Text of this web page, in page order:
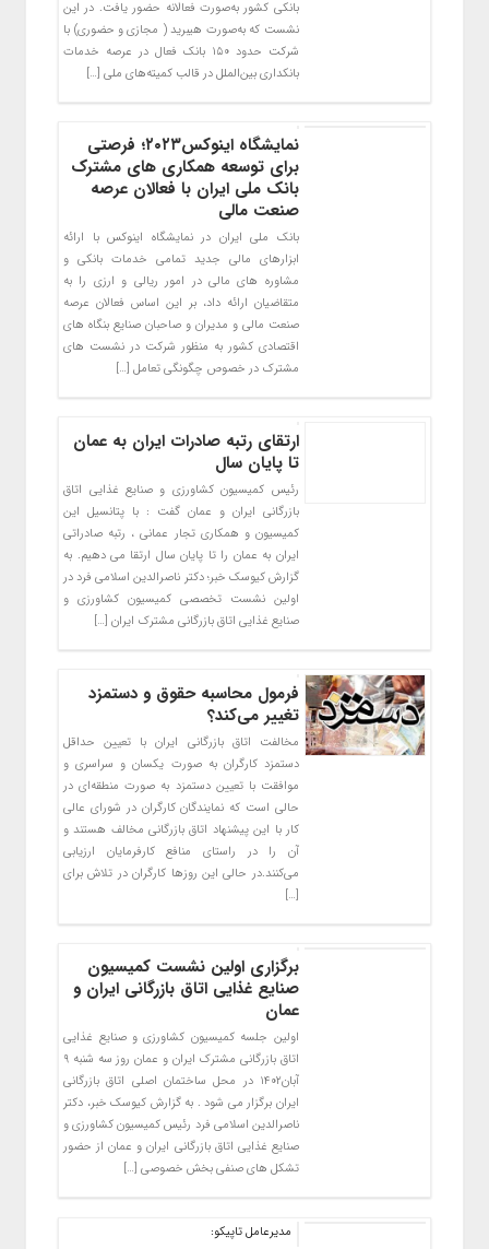
بانکی کشور به‌صورت فعالانه حضور یافت. در این
نشست که به‌صورت هیبرید ( مجازی و حضوری) با
شرکت حدود ۱۵۰ بانک فعال در عرصه خدمات
بانکداری بین‌الملل در قالب کمیته‌های ملی […]
نمایشگاه اینوکس۲۰۲۳؛ فرصتی
برای توسعه همکاری های مشترک
بانک ملی ایران با فعالان عرصه
صنعت مالی
بانک ملی ایران در نمایشگاه اینوکس با ارائه
ابزارهای مالی جدید تمامی خدمات بانکی و
مشاوره های مالی در امور ریالی و ارزی را به
متقاضیان ارائه داد، بر این اساس فعالان عرصه
صنعت مالی و مدیران و صاحبان صنایع بنگاه های
اقتصادی کشور به منظور شرکت در نشست های
مشترک در خصوص چگونگی تعامل […]
ارتقای رتبه صادرات ایران به عمان
تا پایان سال
رئیس کمیسیون کشاورزی و صنایع غذایی اتاق
بازرگانی ایران و عمان گفت : با پتانسیل این
کمیسیون و همکاری تجار عمانی ، رتبه صادراتی
ایران به عمان را تا پایان سال ارتقا می دهیم. به
گزارش کیوسک خبر؛ دکتر ناصرالدین اسلامی فرد در
اولین نشست تخصصی کمیسیون کشاورزی و
صنایع غذایی اتاق بازرگانی مشترک ایران […]
فرمول محاسبه حقوق و دستمزد
تغییر می‌کند؟
مخالفت اتاق بازرگانی ایران با تعیین حداقل
دستمزد کارگران به صورت یکسان و سراسری و
موافقت با تعیین دستمزد به صورت منطقه‌ای در
حالی است که نمایندگان کارگران در شورای عالی
کار با این پیشنهاد اتاق بازرگانی مخالف هستند و
آن را در راستای منافع کارفرمایان ارزیابی
می‌کنند.در حالی این روز‌ها کارگران در تلاش برای
[…]
برگزاری اولین نشست کمیسیون
صنایع غذایی اتاق بازرگانی ایران ‌و
عمان
اولین جلسه کمیسیون کشاورزی و صنایع غذایی
اتاق بازرگانی مشترک ایران و عمان روز سه شنبه ۹
آبان۱۴۰۲ در محل ساختمان اصلی اتاق بازرگانی
ایران برگزار می شود . به گزارش کیوسک خبر، دکتر
ناصرالدین اسلامی فرد رئیس کمیسیون کشاورزی و
صنایع غذایی اتاق بازرگانی ایران و عمان از حضور
تشکل های صنفی بخش خصوصی […]
مدیرعامل تاپیکو: